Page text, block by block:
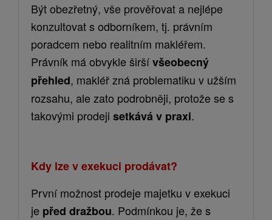
Být obezřetný, vše prověřovat a nejlépe
konzultovat s odborníkem, tj. právním
poradcem nebo realitním makléřem.
Právník má obvykleširšívšeobecný
přehled, makléř zná problematiku v užším
rozsahu, ale zato podrobněji, protože se s
takovými prodeji setkává v praxi.
Kdy lze v exekuci prodávat?
První možnost prodeje majetku v exekuci
je před dražbou. Podmínkou je, že s